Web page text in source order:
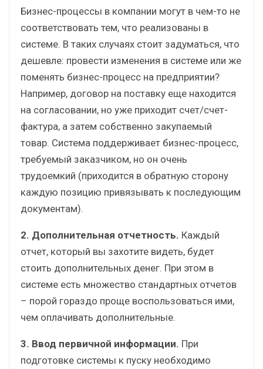
Бизнес-процессы в компании могут в чем-то не
соответствовать тем, что реализованы в
системе. В таких случаях стоит задуматься, что
дешевле: провести изменения в системе или же
поменять бизнес-процесс на предприятии?
Например, договор на поставку еще находится
на согласовании, но уже приходит счет/счет-
фактура, а затем собственно закупаемый
товар. Система поддерживает бизнес-процесс,
требуемый заказчиком, но он очень
трудоемкий (приходится в обратную сторону
каждую позицию привязывать к последующим
документам).
2. Дополнительная отчетность. Каждый
отчет, который вы захотите видеть, будет
стоить дополнительных денег. При этом в
системе есть множество стандартных отчетов
– порой гораздо проще воспользоваться ими,
чем оплачивать дополнительные.
3. Ввод первичной информации. При
подготовке системы к пуску необходимо